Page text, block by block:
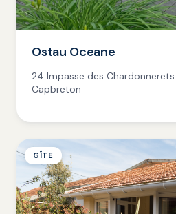
Ostau Oceane
24 Impasse des
Capbreton
GÎTE